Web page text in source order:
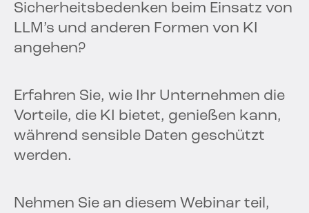
Sicherheitsbedenken beim Einsatz von
LLM’s und anderen Formen von KI
angehen?
Erfahren Sie, wie Ihr Unternehmen die
Vorteile, die KI bietet, genießen kann,
während sensible Daten geschützt
werden.
Nehmen Sie an diesem Webinar teil,